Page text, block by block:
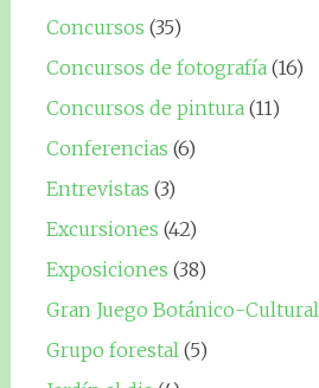
Concursos (35)
Concursos de fotografía (16)
Concursos de pintura (11)
Conferencias (6)
Entrevistas (3)
Excursiones (42)
Exposiciones (38)
Gran Juego Botánico-Cultural
Grupo forestal (5)